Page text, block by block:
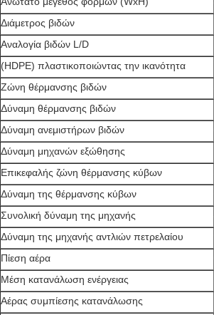
Διάμετρος βιδών
Αναλογία βιδών L/D
(HDPE) πλαστικοποιώντας την ικανότητα
Ζώνη θέρμανσης βιδών
Δύναμη θέρμανσης βιδών
Δύναμη ανεμιστήρων βιδών
Δύναμη μηχανών εξώθησης
Επικεφαλής ζώνη θέρμανσης κύβων
Δύναμη της θέρμανσης κύβων
Συνολική δύναμη της μηχανής
Δύναμη της μηχανής αντλιών πετρελαίου
Πίεση αέρα
Μέση κατανάλωση ενέργειας
Αέρας συμπίεσης κατανάλωσης